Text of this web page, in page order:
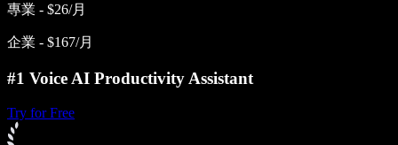
專業 - $26/月
企業 - $167/月
#1 Voice AI Productivity Assistant
Try for Free